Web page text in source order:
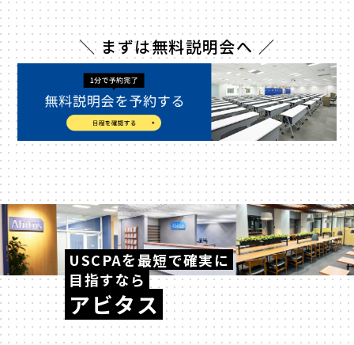
＼ まずは無料説明会へ ／
USCPAを最短で確実に
目指すなら
アビタス